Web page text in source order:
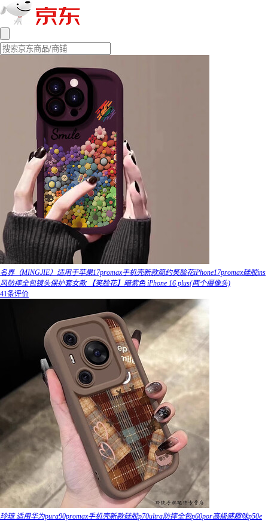
名界（MINGJIE）适用于苹果17promax手机壳新款简约笑脸花iPhone17promax硅胶ins
风防摔全包镜头保护套女款 【笑脸花】暗紫色 iPhone 16 plus(两个摄像头)
41条评价
玲琉 适用华为pura90promax手机壳新款硅胶p70ultra防摔全包p60por高级感趣味p50e